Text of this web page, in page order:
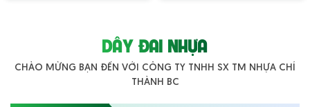
DÂY ĐAI NHỰA
CHÀO MỪNG BẠN ĐẾN VỚI CÔNG TY TNHH SX TM NHỰA CHÍ
THÀNH BC